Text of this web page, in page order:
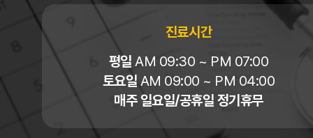
진료시간
평일 AM 09:30 ~ PM 07:00
토요일 AM 09:00 ~ PM 04:00
매주 일요일/공휴일 정기휴무